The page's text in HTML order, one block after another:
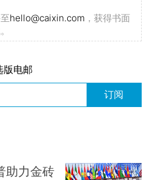
hello@caixin.com ，获得书面
版电邮
订阅
助力金砖